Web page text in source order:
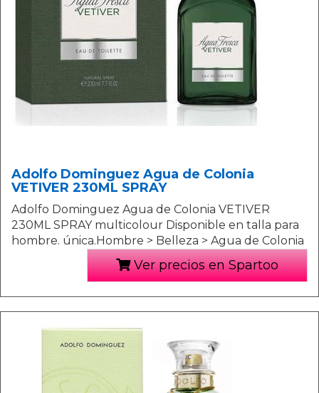
Adolfo Dominguez Agua de Colonia
VETIVER 230ML SPRAY
Adolfo Dominguez Agua de Colonia VETIVER
230ML SPRAY multicolour Disponible en talla para
hombre. única.Hombre > Belleza > Agua de Colonia
Ver precios en Spartoo